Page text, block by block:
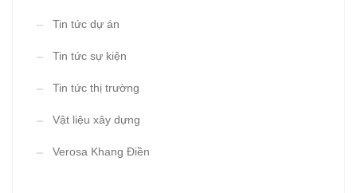
Tin tức dự án
Tin tức sự kiện
Tin tức thị trường
Vật liệu xây dựng
Verosa Khang Điền